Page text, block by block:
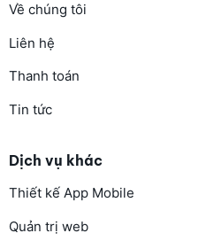
Về chúng tôi
Liên hệ
Thanh toán
Tin tức
Dịch vụ khác
Thiết kế App Mobile
Quản trị web